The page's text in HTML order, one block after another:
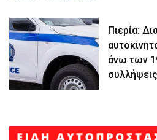
Πιερία:
άνω των
συλλήψεις